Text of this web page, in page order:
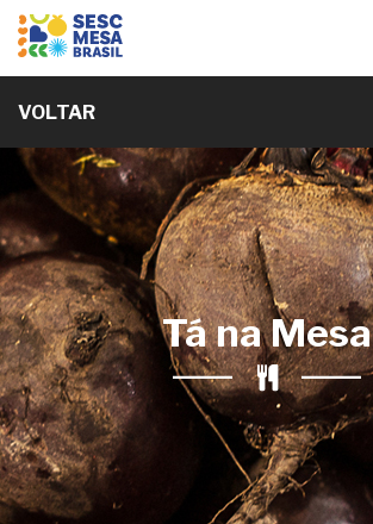
VOLTAR
Tá na Mesa